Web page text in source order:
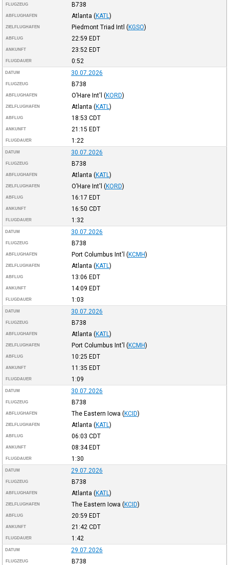
FLUGZEUG B738
ABFLUGHAFEN Atlanta (KATL )
ZIELFLUGHAFEN Piedmont Triad Intl (KGSO)
ABFLUG 22:59 EDT
ANKUNFT 23:52 EDT
FLUGDAUER 0:52
DATUM 30.07.2026
FLUGZEUG B738
ABFLUGHAFEN O’Hare Int'l (KORD)
ZIELFLUGHAFEN Atlanta (KATL )
ABFLUG 18:53 CDT
ANKUNFT 21:15 EDT
FLUGDAUER 1:22
DATUM 30.07.2026
FLUGZEUG B738
ABFLUGHAFEN Atlanta (KATL )
ZIELFLUGHAFEN O’Hare Int'l (KORD)
ABFLUG 16:17 EDT
ANKUNFT 16:50 CDT
FLUGDAUER 1:32
DATUM 30.07.2026
FLUGZEUG B738
ABFLUGHAFEN Port Columbus Int'l (KCMH)
ZIELFLUGHAFEN Atlanta (KATL )
ABFLUG 13:06 EDT
ANKUNFT 14:09 EDT
FLUGDAUER 1:03
DATUM 30.07.2026
FLUGZEUG B738
ABFLUGHAFEN Atlanta (KATL )
ZIELFLUGHAFEN Port Columbus Int'l (KCMH)
ABFLUG 10:25 EDT
ANKUNFT 11:35 EDT
FLUGDAUER 1:09
DATUM 30.07.2026
FLUGZEUG B738
ABFLUGHAFEN The Eastern Iowa (KCID)
ZIELFLUGHAFEN Atlanta (KATL )
ABFLUG 06:03 CDT
ANKUNFT 08:34EDT
FLUGDAUER 1:30
DATUM 29.07.2026
FLUGZEUG B738
ABFLUGHAFEN Atlanta (KATL )
ZIELFLUGHAFEN The Eastern Iowa (KCID)
ABFLUG 20:59 EDT
ANKUNFT 21:42 CDT
FLUGDAUER 1:42
DATUM 29.07.2026
FLUGZEUG B738